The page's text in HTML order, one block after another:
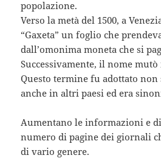
popolazione.
Verso la metà del 1500, a
“Gaxeta” un foglio che
dall’omonima moneta che si
Successivamente, il nome mutò
Questo termine fu adottato
anche in altri paesi ed era
Aumentano le informazioni e
numero di pagine dei giornali
di vario genere.